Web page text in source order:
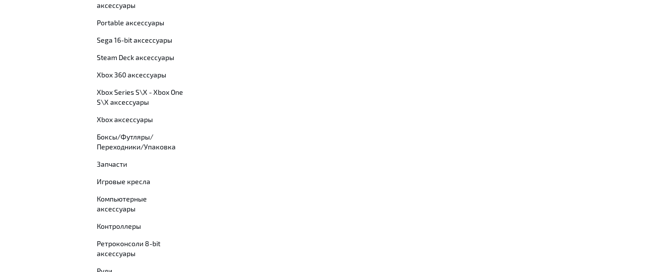
аксессуары
Portable аксессуары
Sega 16-bit аксессуары
Steam Deck аксессуары
Xbox 360 аксессуары
Xbox Series S\X - Xbox One
S\X аксессуары
Xbox аксессуары
Боксы/Футляры/
Переходники/Упаковка
Запчасти
Игровые кресла
Компьютерные
аксессуары
Контроллеры
Ретроконсоли 8-bit
аксессуары